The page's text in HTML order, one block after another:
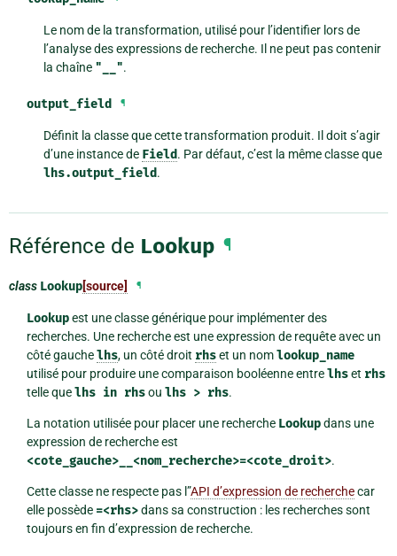
Le nom de la transformation, utilisé pour l’identifier lors de
l’analyse des expressions de recherche. Il ne peut pas contenir
la chaîne "__".
output_field ¶
Définit la classe que cette transformation produit. Il doit s’agir
d’une instance de Field. Par défaut, c’est la même classe que
lhs.output_field.
Référence de Lookup ¶
class Lookup[source] ¶
Lookupest une classe générique pour implémenter des
recherches. Une recherche est une expression de requête avec un
côté gauchelhs, un côté droit rhset un nomlookup_name
utilisé pour produire une comparaison booléenne entrelhset rhs
telle quelhs in rhsou lhs > rhs.
La notation utilisée pour placer une recherche Lookupdans une
expression de recherche est
<cote_gauche>__<nom_recherche>=<cote_droit>.
Cette classe ne respecte pas l”API d’expression de recherchecar
elle possède =<rhs>dans sa construction : les recherches sont
toujours en fin d’expression de recherche.